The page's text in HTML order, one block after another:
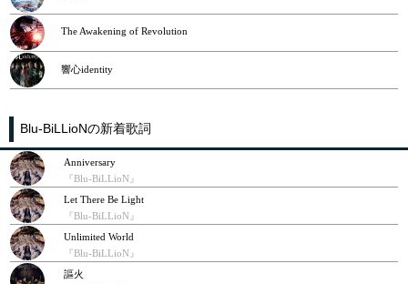
The Awakening of Revolution
響心identity
Blu-BiLLioNの新着歌詞
Anniversary
『Blu-BiLLioN』
Let There Be Light
『Blu-BiLLioN』
Unlimited World
『Blu-BiLLioN』
謳火